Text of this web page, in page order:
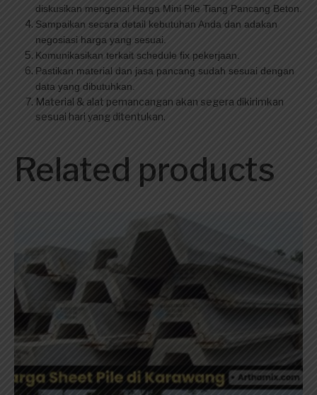
diskusikan mengenai Harga Mini Pile Tiang Pancang Beton.
Sampaikan secara detail kebutuhan Anda dan adakan
negosiasi harga yang sesuai.
Komunikasikan terkait schedule fix pekerjaan.
Pastikan material dan jasa pancang sudah sesuai dengan
data yang dibutuhkan.
Material & alat pemancangan akan segera dikirimkan
sesuai hari yang ditentukan.
Related products